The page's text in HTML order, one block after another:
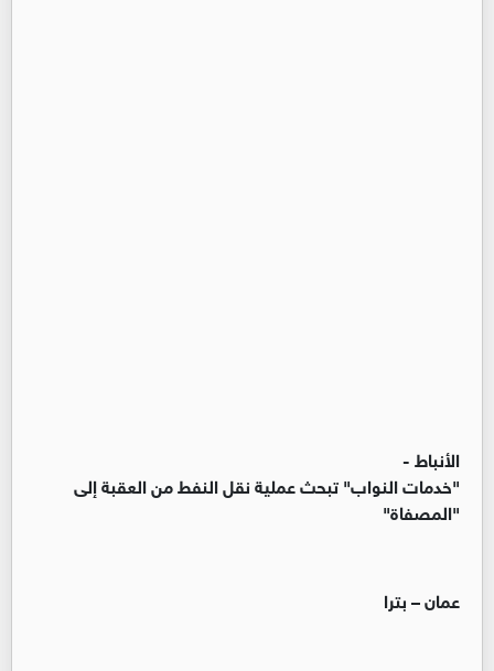
الأنباط -
"خدمات النواب" تبحث عملية نقل النفط من العقبة إلى
"المصفاة"
عمان – بترا